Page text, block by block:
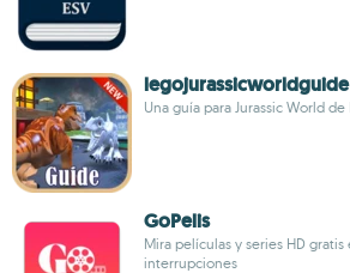
legojurassicworldguide
Una guía para Jurassic World de
GoPelis
Mira películas y series HD gratis
interrupciones